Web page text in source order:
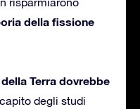
della fissione
Terra dovrebbe
degli studi